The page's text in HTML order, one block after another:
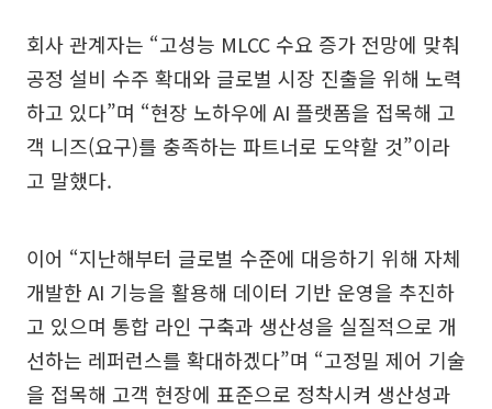
회사 관계자는 “고성능 MLCC 수요 증가 전망에 맞춰
공정 설비 수주 확대와 글로벌 시장 진출을 위해 노력
하고 있다”며 “현장 노하우에 AI 플랫폼을 접목해 고
객 니즈(요구)를 충족하는 파트너로 도약할 것”이라
고 말했다.
이어 “지난해부터 글로벌 수준에 대응하기 위해 자체
개발한 AI 기능을 활용해 데이터 기반 운영을 추진하
고 있으며 통합 라인 구축과 생산성을 실질적으로 개
선하는 레퍼런스를 확대하겠다”며 “고정밀 제어 기술
을 접목해 고객 현장에 표준으로 정착시켜 생산성과